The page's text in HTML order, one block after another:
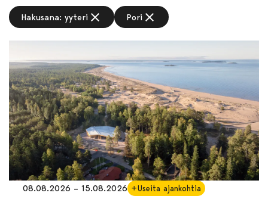
Hakusana: yyteri close Pori close
08.08.2026 – 15.08.2026 Useita ajankohtia